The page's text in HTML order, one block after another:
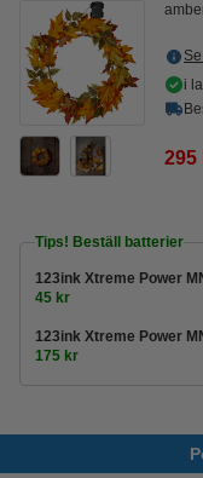
i
295
Tips! Beställ batterier
123ink Xtreme Power
45 kr
123ink Xtreme Power
175 kr